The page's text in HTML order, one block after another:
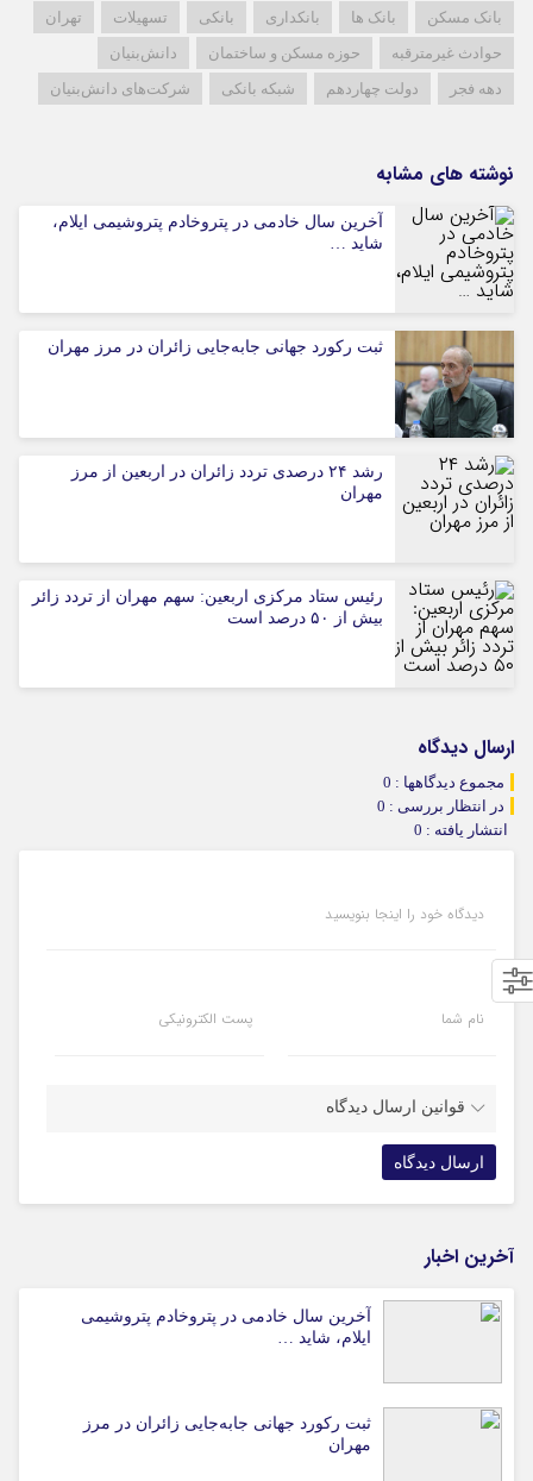
بانک مسکن
بانک ها بانکداری بانکی تسهیلات
تهران
حوادث غیرمترقبه
حوزه مسکن و ساختمان
دانش‌بنیان
دهه فجر
دولت چهاردهم شبکه بانکی شرکت‌های دانش‌بنیان
نوشته های مشابه
آخرین سال خادمی در پتروخادم پتروشیمی ایلام،
شاید …
ثبت رکورد جهانی جابه‌جایی زائران در مرز مهران
رشد ۲۴ درصدی تردد زائران در اربعین از مرز
مهران
رئیس ستاد مرکزی اربعین: سهم مهران از تردد زائر
بیش از ۵۰ درصد است
ارسال دیدگاه
مجموع دیدگاهها : 0
در انتظار بررسی : 0
انتشار یافته : 0
دیدگاه خود را اینجا بنویسید
نام شما پست الکترونیکی
قوانین ارسال دیدگاه
آخرین اخبار
آخرین سال خادمی در پتروخادم پتروشیمی
ایلام، شاید …
ثبت رکورد جهانی جابه‌جایی زائران در مرز
مهران